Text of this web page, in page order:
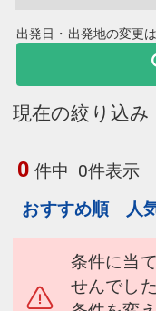
出発日・出発地の変更
現在の絞り込み
0 件中 0件表示
おすすめ順
人
条件に当
せんでした